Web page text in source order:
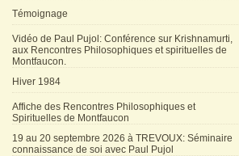
Témoignage
Vidéo de Paul Pujol: Conférence sur Krishnamurti,
aux Rencontres Philosophiques et spirituelles de
Montfaucon.
Hiver 1984
Affiche des Rencontres Philosophiques et
Spirituelles de Montfaucon
19 au 20 septembre 2026 à TREVOUX: Séminaire
connaissance de soi avec Paul Pujol